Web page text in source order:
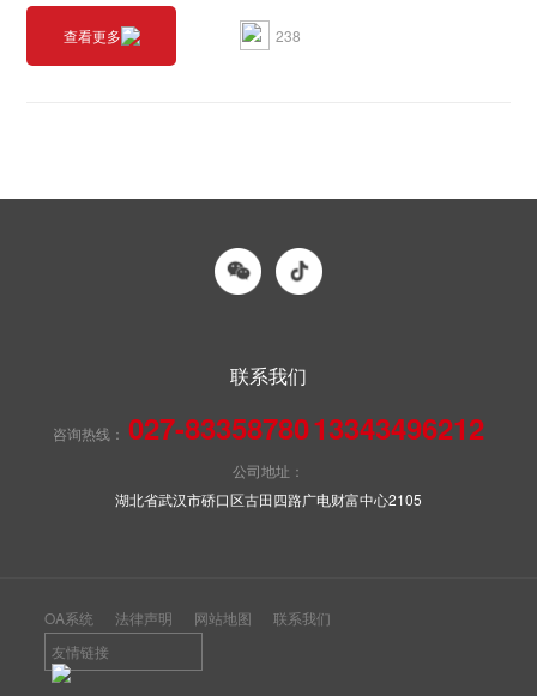
查看更多 238
联系我们
咨询热线： 027-8335878013343496212
公司地址：
湖北省武汉市硚口区古田四路广电财富中心2105
OA系统 法律声明 网站地图
联系我们
友情链接